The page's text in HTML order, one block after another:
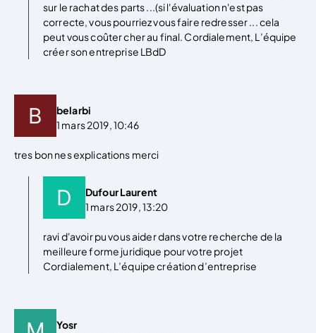
sur le rachat des parts ...(si l'évaluation n'est pas
correcte, vous pourriez vous faire redresser ... cela
peut vous coûter cher au final. Cordialement, L’équipe
créer son entreprise LBdD
belarbi
1 mars 2019, 10:46
tres bon nes explications merci
Dufour Laurent
1 mars 2019, 13:20
ravi d'avoir pu vous aider dans votre recherche de la
meilleure forme juridique pour votre projet
Cordialement, L’équipe création d’entreprise
Yosr